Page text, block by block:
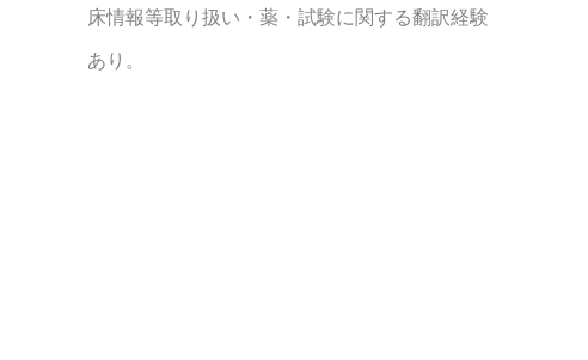
床情報等取り扱い・薬・試験に関する翻訳経験
あり。